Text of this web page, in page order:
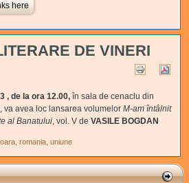
here
DE VINERI
, de la ora 12.00,în sala de cenaclu din
va avea loc lansarea volumelorM-am întâlnit
al Banatului, vol. V deVASILE BOGDAN
romania uniune